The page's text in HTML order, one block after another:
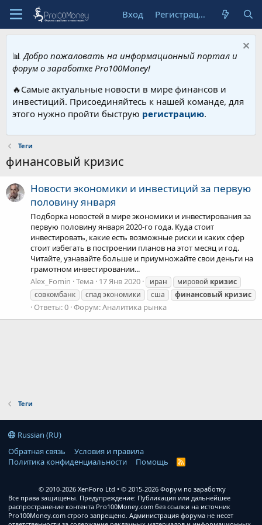
Вход Регистрация
📊 Добро пожаловать на информационный портал и
форум о заработке Pro100Money!
🔥Самые актуальные новости в мире финансов и
инвестиций. Присоединяйтесь к нашей команде, для
этого нужно пройти быструю регистрацию.
Теги
финансовый кризис
Новости экономики и инвестиций за первую
половину января
Подборка новостей в мире экономики и инвестирования за
первую половину января 2020-го года. Куда стоит
инвестировать, какие есть возможные риски и каких сфер
стоит избегать в построении планов на этот месяц и год.
Читайте, узнавайте больше и приумножайте свои деньги на
грамотном инвестировании...
Alex_Fomin Тема 17 Янв 2020 иран мировой кризис
совкомбанк
спад экономики сша финансовый кризис
Ответы: 0 Форум:Аналитика рынка
Теги
Russian (RU)
Обратная связь
Условия и правила
Политика конфиденциальности
Помощь
R
© 2010-2026 XenForo Ltd
© 2015-2026 Форум по заработку
Все права защищены. Предупреждение: Публикация или дальнейшее
распространение контента Pro100Money.com без ссылки на источник
Pro100Money.com строго запрещено. Администрация форума не несет